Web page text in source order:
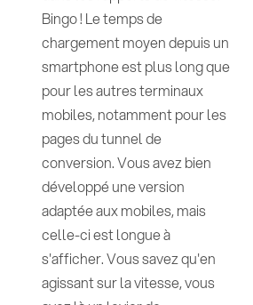
Bingo ! Le temps de
chargement moyen depuis un
smartphone est plus long que
pour les autres terminaux
mobiles, notamment pour les
pages du tunnel de
conversion. Vous avez bien
développé une version
adaptée aux mobiles, mais
celle-ci est longue à
s'afficher. Vous savez qu'en
agissant sur la vitesse, vous